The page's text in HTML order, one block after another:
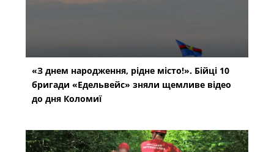
«З днем народження, рідне місто!». Бійці 10
бригади «Едельвейс» зняли щемливе відео
до дня Коломиї